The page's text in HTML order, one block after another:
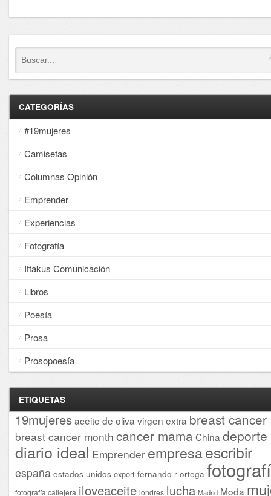
CATEGORÍAS
#19mujeres
Camisetas
Columnas Opinión
Emprender
Experiencias
Fotografía
Ittakus Comunicación
Libros
Poesía
Prosa
Prosopoesía
ETIQUETAS
19mujeresaceite de oliva virgen extra breast cancer
breast cancer month cancer mama China deporte
diario ideal Emprender empresaescribir
españa estados unidos export fernando r ortega
fotografía callejera iloveaceite londres lucha Madrid Moda